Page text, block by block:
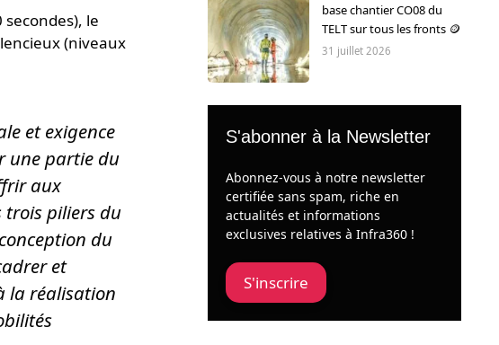
le
(niveaux
et exigence
une partie du
aux
trois piliers du
du
et
la réalisation
base chantier CO08 du
TELT sur tous les fronts 🪙
31 juillet 2026
S'abonner à la Newsletter
Abonnez-vous à notre newsletter
certifiée sans spam, riche en
actualités et informations
exclusives relatives à Infra360 !
S'inscrire